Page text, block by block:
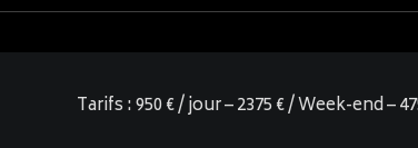
Tarifs : 950 € / jour – 2375 € / Week-end –